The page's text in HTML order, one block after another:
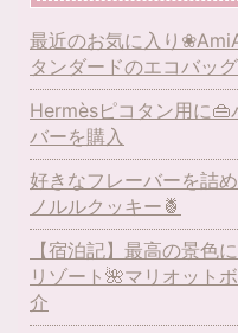
最近のお気に入り
タンダードのエコバッグ
Hermèsピコタン用に👜
バーを購入
好きなフレーバーを詰
ノルルクッキー🍍
【宿泊記】最高の景色
リゾート🌺マリオット
介